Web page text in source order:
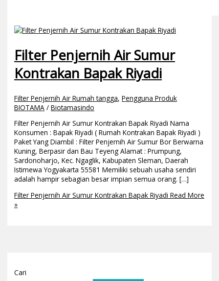
Filter Penjernih Air Sumur
Kontrakan Bapak Riyadi
Filter Penjernih Air Rumah tangga,Pengguna Produk
BIOTAMA /Biotamasindo
Filter Penjernih Air Sumur Kontrakan Bapak Riyadi Nama
Konsumen : Bapak Riyadi ( Rumah Kontrakan Bapak Riyadi )
Paket Yang Diambil : Filter Penjernih Air Sumur Bor Berwarna
Kuning, Berpasir dan Bau Teyeng Alamat : Prumpung,
Sardonoharjo, Kec. Ngaglik, Kabupaten Sleman, Daerah
Istimewa Yogyakarta 55581 Memiliki sebuah usaha sendiri
adalah hampir sebagian besar impian semua orang. […]
Filter Penjernih Air Sumur Kontrakan Bapak Riyadi Read More
»
Cari